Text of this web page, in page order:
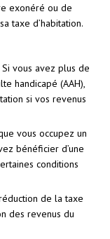
exonéré ou de
taxe d’habitation.
Si vous avez plus de
handicapé (AAH),
si vos revenus
vous occupez un
bénéficier d’une
conditions
de la taxe
des revenus du